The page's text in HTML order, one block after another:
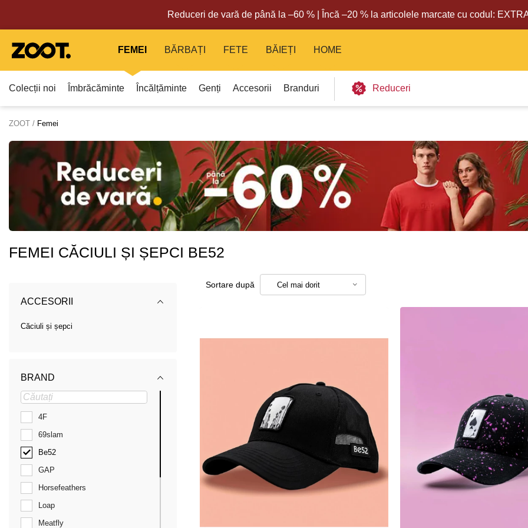
Reduceri de vară de până la –60 % | Încă –20 % la articolele marcate cu codul:
FEMEI
Colecții noi Îmbrăcăminte Încălțăminte Genți Accesorii Branduri Reduceri
BĂRBAȚI FETE BĂIEȚI HOME
ZOOT Femei
FEMEI CĂCIULI ȘI ȘEPCI BE52
Sortare după Cel mai dorit
ACCESORII
Căciuli și șepci
BRAND
4F
69slam
Be52
GAP
Horsefeathers
Loap
Meatfly